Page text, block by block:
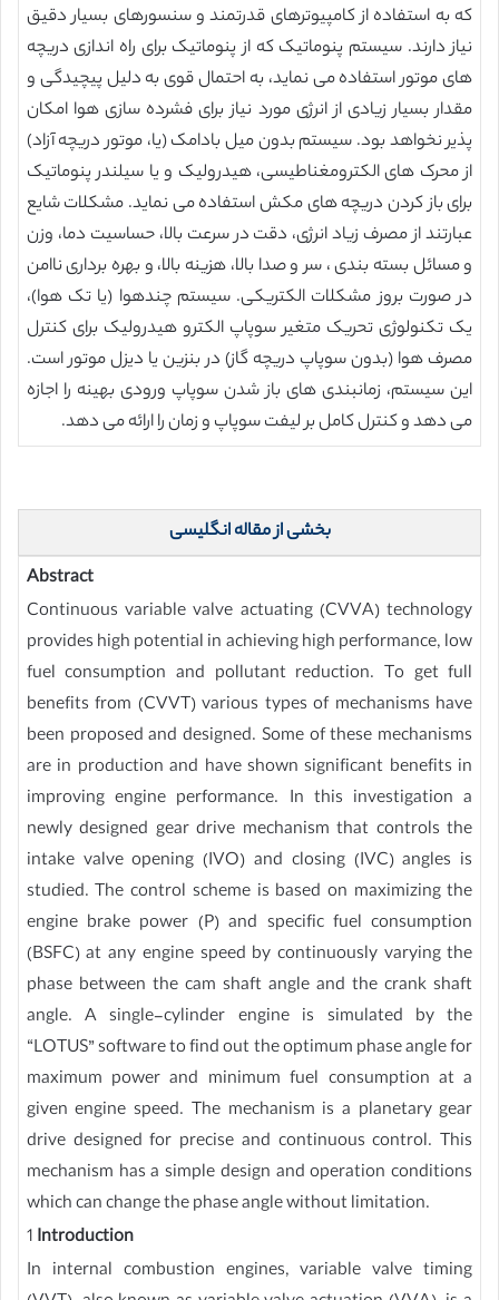
که به استفاده از کامپیوترهای قدرتمند و سنسورهای بسیار دقیق
نیاز دارند. سیستم پنوماتیک که از پنوماتیک برای راه اندازی دریچه
های موتور استفاده می نماید، به احتمال قوی به دلیل پیچیدگی و
مقدار بسیار زیادی از انرژی مورد نیاز برای فشرده سازی هوا امکان
پذیر نخواهد بود. سیستم بدون میل بادامک (یا، موتور دریچه آزاد)
از محرک های الکترومغناطیسی، هیدرولیک و یا سیلندر پنوماتیک
برای باز کردن دریچه های مکش استفاده می نماید. مشکلات شایع
عبارتند از مصرف زیاد انرژی، دقت در سرعت بالا، حساسیت دما، وزن
و مسائل بسته بندی ، سر و صدا بالا، هزینه بالا، و بهره برداری ناامن
در صورت بروز مشکلات الکتریکی. سیستم چندهوا (یا تک هوا)،
یک تکنولوژی تحریک متغیر سوپاپ الکترو هیدرولیک برای کنترل
مصرف هوا (بدون سوپاپ دریچه گاز) در بنزین یا دیزل موتور است.
این سیستم، زمانبندی های باز شدن سوپاپ ورودی بهینه را اجازه
می دهد و کنترل کامل بر لیفت سوپاپ و زمان را ارائه می دهد.
بخشی از مقاله انگلیسی
Abstract
Continuous variable valve actuating (CVVA) technology
provides high potential in achieving high performance, low
fuel consumption and pollutant reduction. To get full
benefits from (CVVT) various types of mechanisms have
been proposed and designed. Some of these mechanisms
are in production and have shown significant benefits in
improving engine performance. In this investigation a
newly designed gear drive mechanism that controls the
intake valve opening (IVO) and closing (IVC) angles is
studied. The control scheme is based on maximizing the
engine brake power (P) and specific fuel consumption
(BSFC) at any engine speed by continuously varying the
phase between the cam shaft angle and the crank shaft
angle. A single-cylinder engine is simulated by the
“LOTUS” software to find out the optimum phase angle for
maximum power and minimum fuel consumption at a
given engine speed. The mechanism is a planetary gear
drive designed for precise and continuous control. This
mechanism has a simple design and operation conditions
which can change the phase angle without limitation.
1 Introduction
In internal combustion engines, variable valve timing